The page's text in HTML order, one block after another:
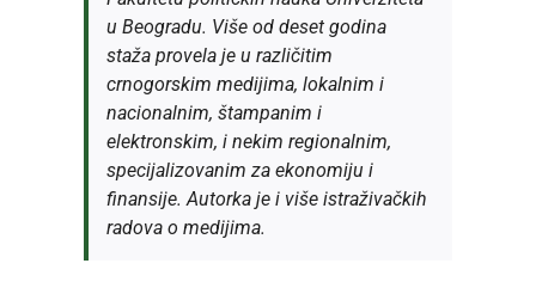
u Beogradu. Više od deset godina
staža provela je u različitim
crnogorskim medijima, lokalnim i
nacionalnim, štampanim i
elektronskim, i nekim regionalnim,
specijalizovanim za ekonomiju i
finansije. Autorka je i više istraživačkih
radova o medijima.